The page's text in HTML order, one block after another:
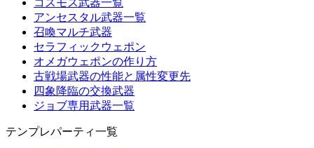
コスモス武器一覧
アンセスタル武器一覧
召喚マルチ武器
セラフィックウェポン
オメガウェポンの作り方
古戦場武器の性能と属性変更先
四象降臨の交換武器
ジョブ専用武器一覧
テンプレパーティ一覧